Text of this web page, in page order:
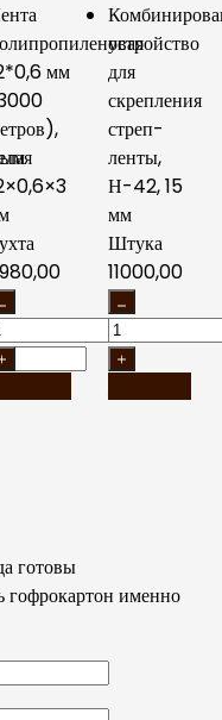
мм
устройство
для
скрепления
стреп-
ленты,
Н-42, 15
мм
Штука
11000,00
готовы
гофрокартон именно